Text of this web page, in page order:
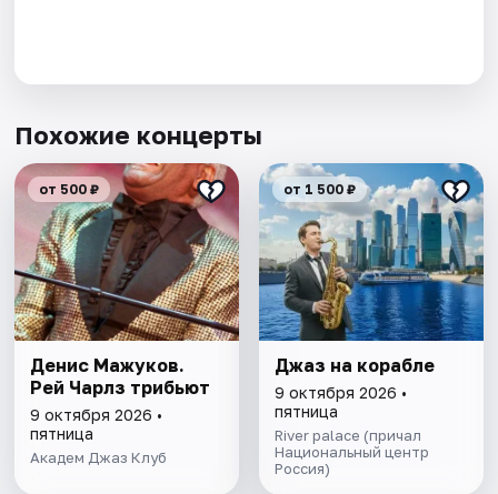
Похожие концерты
от 500 ₽
Денис Мажуков.
Рей Чарлз трибьют
9 октября 2026 •
пятница
Академ Джаз Клуб
от 1 500 ₽
Джаз на корабле
9 октября 2026 •
пятница
River palace (причал
Национальный центр
Россия)